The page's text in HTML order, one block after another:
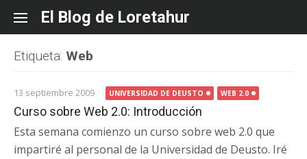
content
El Blog de Loretahur
Etiqueta: Web
13 septiembre 2009 UNIVERSIDAD DE DEUSTO WEB 2.0
Curso sobre Web 2.0: Introducción
Esta semana comienzo un curso sobre web 2.0 que
impartiré al personal de la Universidad de Deusto. Iré